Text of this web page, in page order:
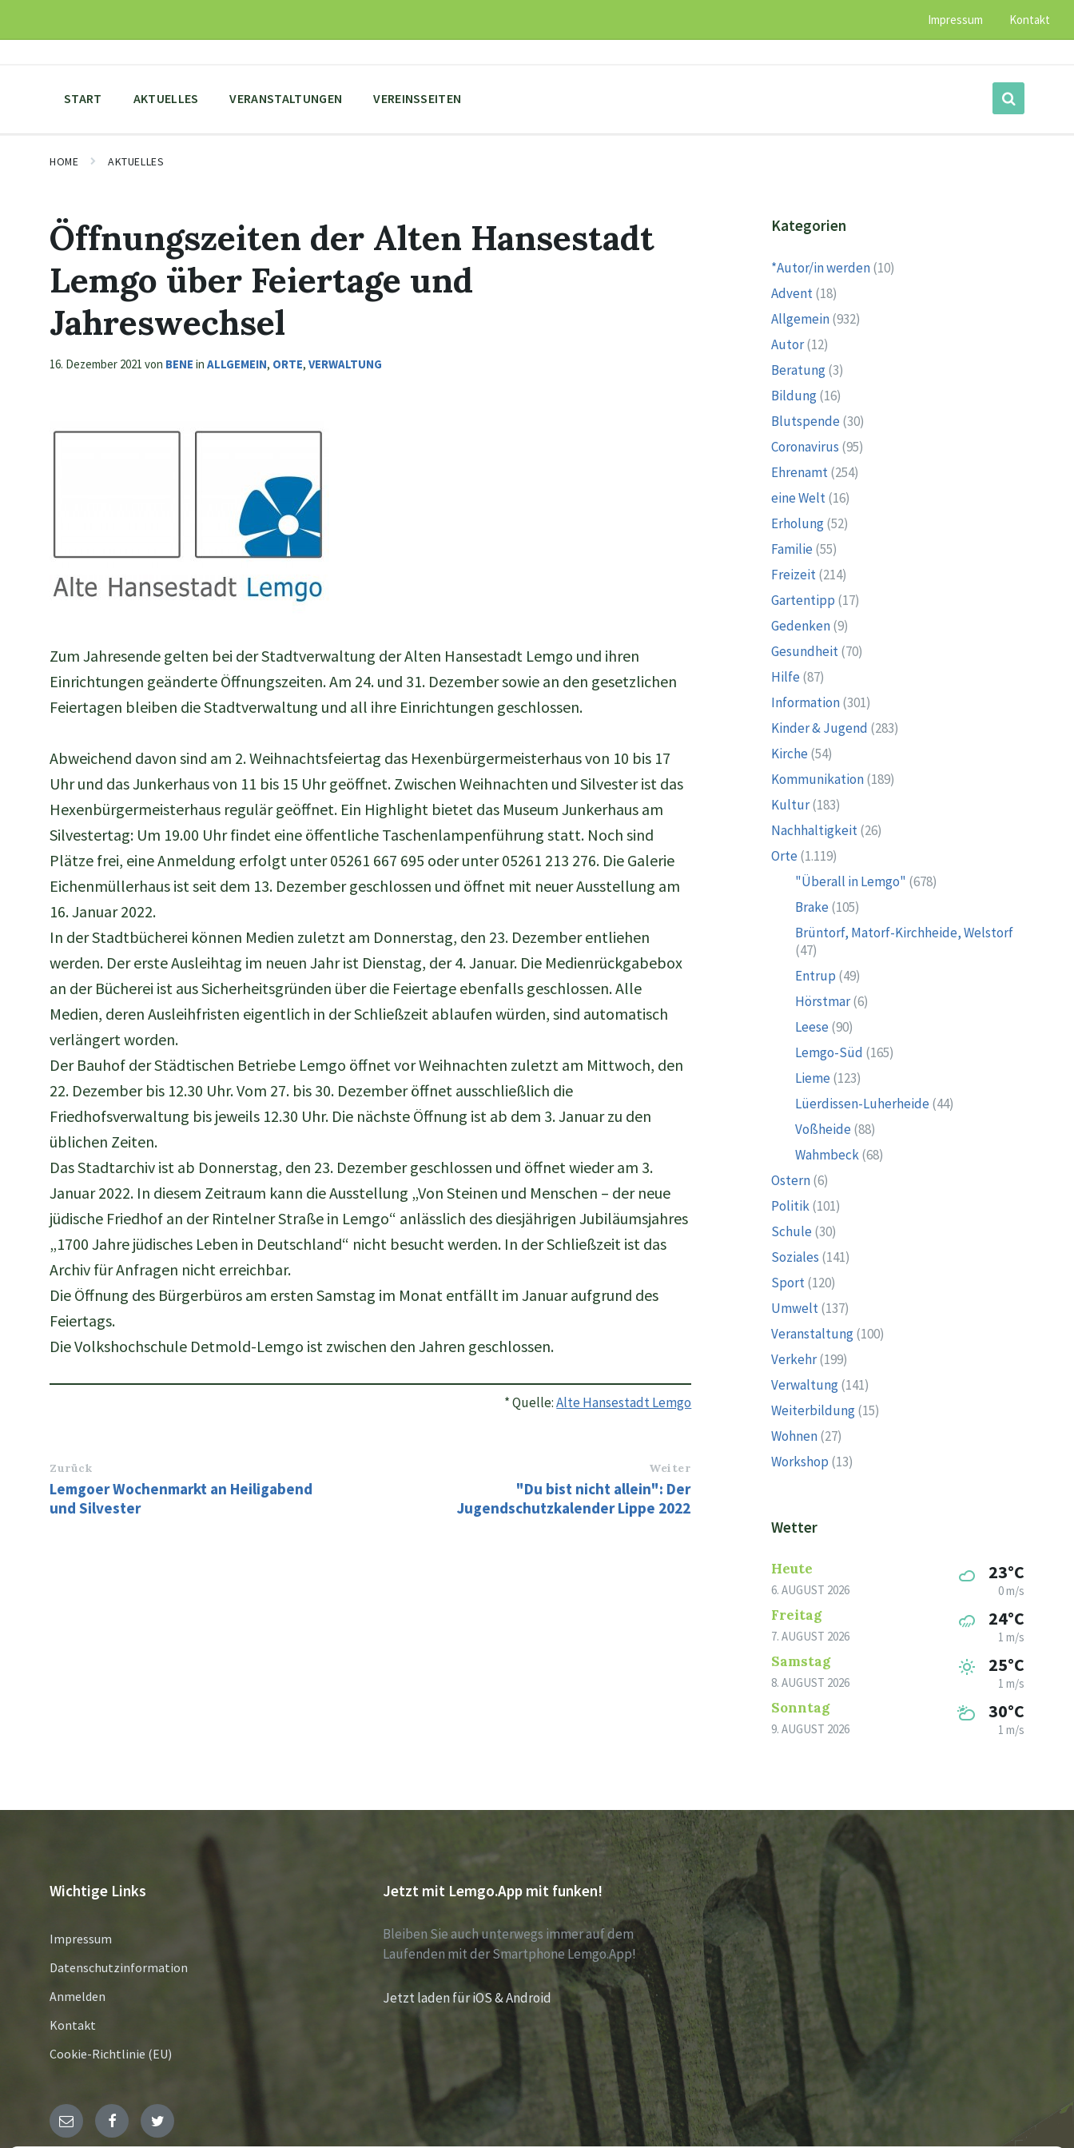
content
main
footer
Impressum Kontakt
START AKTUELLES VERANSTALTUNGEN VEREINSSEITEN
HOME AKTUELLES
Öffnungszeiten der Alten Hansestadt
Lemgo über Feiertage und
Jahreswechsel
16. Dezember 2021 von BENE in ALLGEMEIN, ORTE, VERWALTUNG
Zum Jahresende gelten bei der Stadtverwaltung der Alten Hansestadt Lemgo und ihren
Einrichtungen geänderte Öffnungszeiten. Am 24. und 31. Dezember sowie an den gesetzlichen
Feiertagen bleiben die Stadtverwaltung und all ihre Einrichtungen geschlossen.
Abweichend davon sind am 2. Weihnachtsfeiertag das Hexenbürgermeisterhaus von 10 bis 17
Uhr und das Junkerhaus von 11 bis 15 Uhr geöffnet. Zwischen Weihnachten und Silvester ist das
Hexenbürgermeisterhaus regulär geöffnet. Ein Highlight bietet das Museum Junkerhaus am
Silvestertag: Um 19.00 Uhr findet eine öffentliche Taschenlampenführung statt. Noch sind
Plätze frei, eine Anmeldung erfolgt unter 05261 667 695 oder unter 05261 213 276. Die Galerie
Eichenmüllerhaus ist seit dem 13. Dezember geschlossen und öffnet mit neuer Ausstellung am
16. Januar 2022.
In der Stadtbücherei können Medien zuletzt am Donnerstag, den 23. Dezember entliehen
werden. Der erste Ausleihtag im neuen Jahr ist Dienstag, der 4. Januar. Die Medienrückgabebox
an der Bücherei ist aus Sicherheitsgründen über die Feiertage ebenfalls geschlossen. Alle
Medien, deren Ausleihfristen eigentlich in der Schließzeit ablaufen würden, sind automatisch
verlängert worden.
Der Bauhof der Städtischen Betriebe Lemgo öffnet vor Weihnachten zuletzt am Mittwoch, den
22. Dezember bis 12.30 Uhr. Vom 27. bis 30. Dezember öffnet ausschließlich die
Friedhofsverwaltung bis jeweils 12.30 Uhr. Die nächste Öffnung ist ab dem 3. Januar zu den
üblichen Zeiten.
Das Stadtarchiv ist ab Donnerstag, den 23. Dezember geschlossen und öffnet wieder am 3.
Januar 2022. In diesem Zeitraum kann die Ausstellung „Von Steinen und Menschen – der neue
jüdische Friedhof an der Rintelner Straße in Lemgo“ anlässlich des diesjährigen Jubiläumsjahres
„1700 Jahre jüdisches Leben in Deutschland“ nicht besucht werden. In der Schließzeit ist das
Archiv für Anfragen nicht erreichbar.
Die Öffnung des Bürgerbüros am ersten Samstag im Monat entfällt im Januar aufgrund des
Feiertags.
Die Volkshochschule Detmold-Lemgo ist zwischen den Jahren geschlossen.
* Quelle:Alte Hansestadt Lemgo
Zurück
Lemgoer Wochenmarkt an Heiligabend
und Silvester
Weiter
"Du bist nicht allein": Der
Jugendschutzkalender Lippe 2022
Kategorien
*Autor/in werden(10)
Advent(18)
Allgemein(932)
Autor(12)
Beratung(3)
Bildung(16)
Blutspende (30)
Coronavirus (95)
Ehrenamt(254)
eine Welt(16)
Erholung(52)
Familie (55)
Freizeit(214)
Gartentipp (17)
Gedenken(9)
Gesundheit(70)
Hilfe (87)
Information(301)
Kinder & Jugend (283)
Kirche (54)
Kommunikation(189)
Kultur(183)
Nachhaltigkeit(26)
Orte (1.119)
"Überall in Lemgo" (678)
Brake (105)
Brüntorf, Matorf-Kirchheide, Welstorf
(47)
Entrup (49)
Hörstmar(6)
Leese (90)
Lemgo-Süd (165)
Lieme (123)
Lüerdissen-Luherheide (44)
Voßheide (88)
Wahmbeck(68)
Ostern(6)
Politik(101)
Schule (30)
Soziales (141)
Sport(120)
Umwelt(137)
Veranstaltung(100)
Verkehr(199)
Verwaltung(141)
Weiterbildung(15)
Wohnen(27)
Workshop (13)
Wetter
Heute
6. AUGUST 2026
23°C
0 m/s
Freitag
7. AUGUST 2026
24°C
1 m/s
Samstag
8. AUGUST 2026
25°C
1 m/s
Sonntag
9. AUGUST 2026
30°C
1 m/s
Wichtige Links
Impressum
Datenschutzinformation
Anmelden
Kontakt
Cookie-Richtlinie (EU)
Jetzt mit Lemgo.App mit funken!
Bleiben Sie auch unterwegs immer auf dem
Laufenden mit der Smartphone Lemgo.App!
Jetzt laden für iOS & Android
E- FacebookTwitter